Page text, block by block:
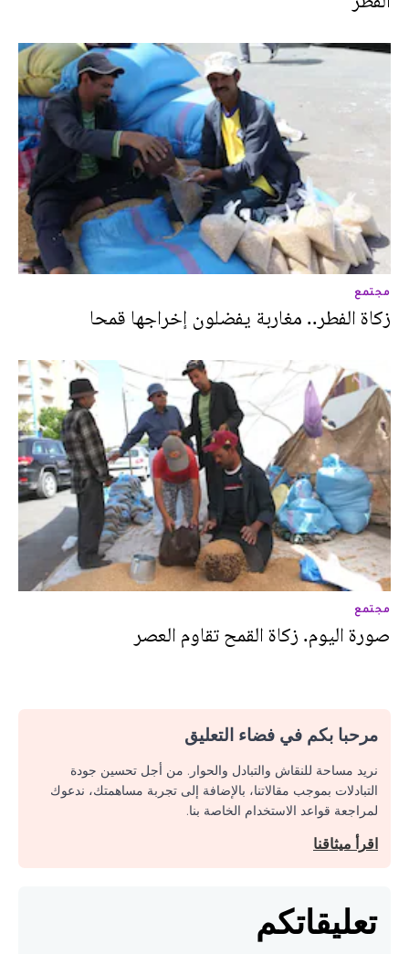
مجتمع
زكاة الفطر.. مغاربة يفضلون إخراجها قمحا
مجتمع
صورة اليوم. زكاة القمح تقاوم العصر
مرحبا بكم في فضاء التعليق
نريد مساحة للنقاش والتبادل والحوار. من أجل تحسين جودة
التبادلات بموجب مقالاتنا، بالإضافة إلى تجربة مساهمتك، ندعوك
لمراجعة قواعد الاستخدام الخاصة بنا.
اقرأ ميثاقنا
تعليقاتكم